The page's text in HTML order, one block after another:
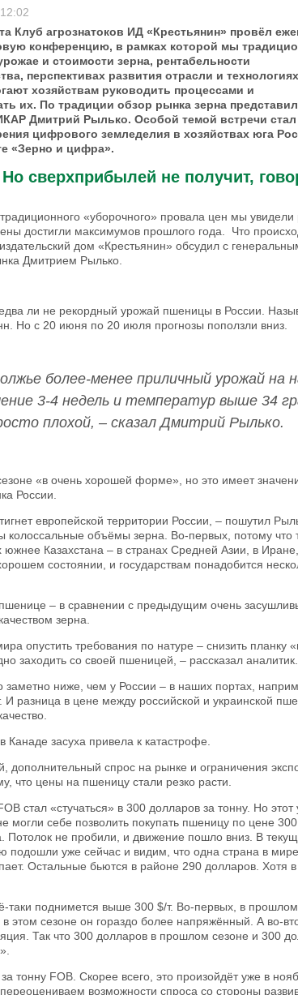
Клуб агрознатоков ИД «Крестьянин» провёл
конференцию, в рамках которой мы
и стоимости зерна, рентабельности
перспективах развития отрасли и
хозяйствам руководить процессами и
их. По традиции обзор рынка зерна представил
Дмитрий Рылько. Особой темой встречи
цифрового земледелия в хозяйствах юга
«Зерно и цифра».
сверхприбылей не получит,
«уборочного» провала цен мы увидели
достигли максимумов прошлого года. Что
дом «Крестьянин» обсудил с
Дмитрием Рылько.
ли не рекордный урожай пшеницы в России.
Но с 20 июня по 20 июля прогнозы поползли вниз.
более-менее приличный урожай на
3-4 недель и температур выше 34
плохой, – сказал Дмитрий Рылько.
«в очень хорошей форме», но это имеет
России.
европейской территории России, – пошутил
колоссальные объёмы зерна. Во-первых, потому что
южнее Казахстана – в странах Средней Азии, в
состоянии, и государствам понадобится
– в сравнении с предыдущим очень
зерна.
опустить требования по натуре – снизить планку
заходить со своей пшеницей, – рассказал аналитик.
ниже, чем у России – в наших портах,
И разница в цене между российской и украинской
засуха привела к катастрофе.
спрос на рынке и ограничения
что цены на пшеницу стали резко расти.
стал «стучаться» в 300 долларов за тонну. Но этот
себе позволить покупать пшеницу по цене 300
Потолок не пробили, и движение пошло вниз. В
подошли уже сейчас и видим, что одна страна в
Остальные бьются в районе 290 долларов. Хотя в
таки поднимется выше 300 $/т. Во-первых, в прошлом
сезоне он гораздо более напряжённый. А во-
Так что 300 долларов в прошлом сезоне и 300
тонну FOB. Скорее всего, это произойдёт уже в
возможности спроса со стороны